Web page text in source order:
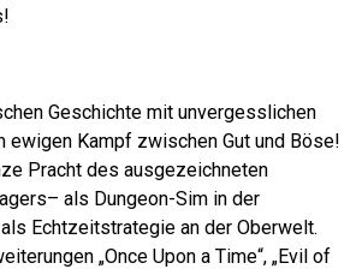
Geschichte mit unvergesslichen
ewigen Kampf zwischen Gut und Böse!
Pracht des ausgezeichneten
als Dungeon-Sim in der
Echtzeitstrategie an der Oberwelt.
„Once Upon a Time“, „Evil of